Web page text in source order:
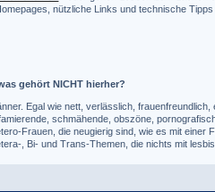
nützliche Links und technische Tipps
gehört NICHT hierher?
Egal wie nett, verlässlich,
schmähende, obszöne,
Frauen, die neugierig sind, wie es mit einer
, Bi- und Trans-Themen, die nichts mit